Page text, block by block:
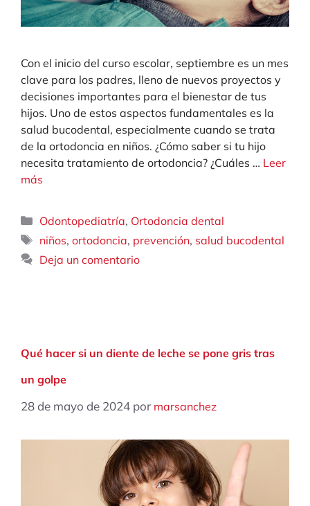
Con el inicio del curso escolar, septiembre es un mes
clave para los padres, lleno de nuevos proyectos y
decisiones importantes para el bienestar de tus
hijos. Uno de estos aspectos fundamentales es la
salud bucodental, especialmente cuando se trata
de la ortodoncia en niños. ¿Cómo saber si tu hijo
necesita tratamiento de ortodoncia? ¿Cuáles … Leer
más
Categorías
Odontopediatría, Ortodoncia dental
Etiquetas
niños,ortodoncia, prevención, salud bucodental
Deja un comentario
Qué hacer si un diente de leche se pone gris tras
un golpe
28 de mayo de 2024 por marsanchez